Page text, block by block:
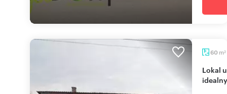
60 m2
Lokal użytkowy 60 m2 w centrum Wojsławic,